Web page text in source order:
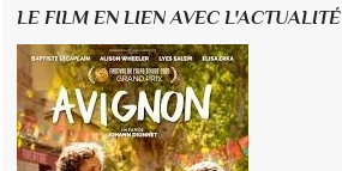
LE FILM EN LIEN AVEC L'ACTUALITÉ